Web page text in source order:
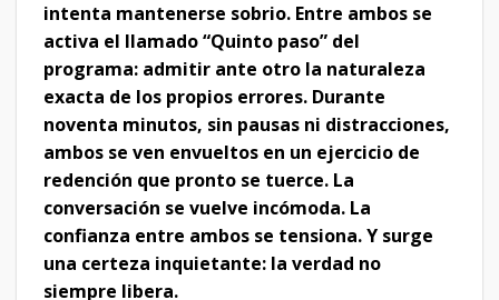
intenta mantenerse sobrio. Entre ambos se
activa el llamado “Quinto paso” del
programa: admitir ante otro la naturaleza
exacta de los propios errores. Durante
noventa minutos, sin pausas ni distracciones,
ambos se ven envueltos en un ejercicio de
redención que pronto se tuerce. La
conversación se vuelve incómoda. La
confianza entre ambos se tensiona. Y surge
una certeza inquietante: la verdad no
siempre libera.